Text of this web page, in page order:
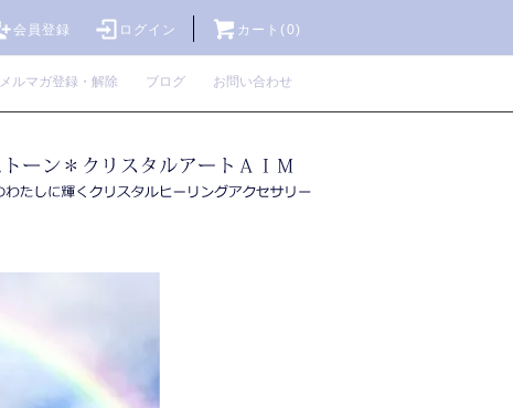
会員登録 ログイン カート(0)
メルマガ登録・解除 ブログ お問い合わせ